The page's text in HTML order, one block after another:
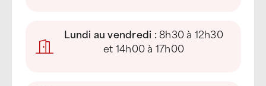
Lundi au vendredi :8h30 à 12h30
et 14h00 à 17h00